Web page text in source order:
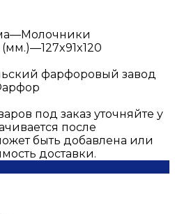
—Молочники
—127x91x120
фарфоровый завод
под заказ уточняйте у
после
быть добавлена или
доставки.